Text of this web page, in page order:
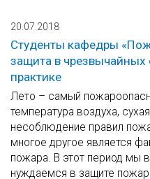
20.07.2018
Студенты кафедры
защита в чрезвычайных
практике
Лето – самый
температура воздуха,
несоблюдение правил
многое другое является
пожара. В этот период мы
нуждаемся в защите